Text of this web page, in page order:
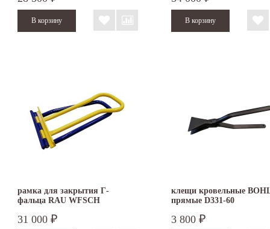
рамка для закрытия Г-
фальца RAU WFSCH
31 000 ₽
клещи кровельные
прямые D331-60
3 800 ₽